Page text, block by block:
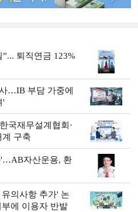
퇴직연금 123%
…IB 부담 가중에
'
국재무설계협회·
구축
'…AB자산운용, 환
의사항 추가' 논
에 이용자 반발